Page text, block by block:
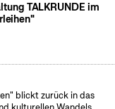
TALKRUNDE im
blickt zurück in das